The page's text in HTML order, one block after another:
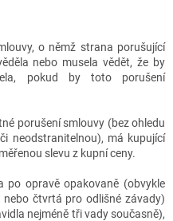
o němž strana porušující
nebo musela vědět, že by
pokud by toto porušení
porušení smlouvy (bez ohledu
neodstranitelnou), má kupující
slevu z kupní ceny.
po opravě opakovaně (obvykle
čtvrtá pro odlišné závady)
nejméně tři vady současně),